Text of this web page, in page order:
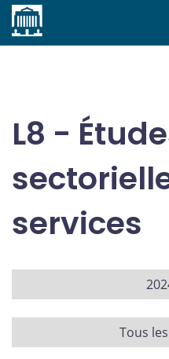
Accueil
L8 -
services
Tous